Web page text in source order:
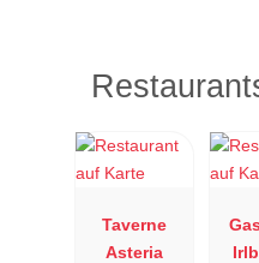
Taverne
Asteria